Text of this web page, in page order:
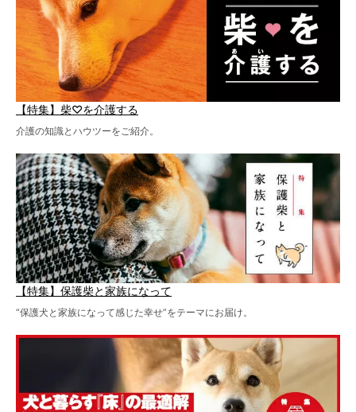
【特集】柴♡を介護する
介護の知識とハウツーをご紹介。
【特集】保護柴と家族になって
“保護犬と家族になって感じた幸せ”をテーマにお届け。